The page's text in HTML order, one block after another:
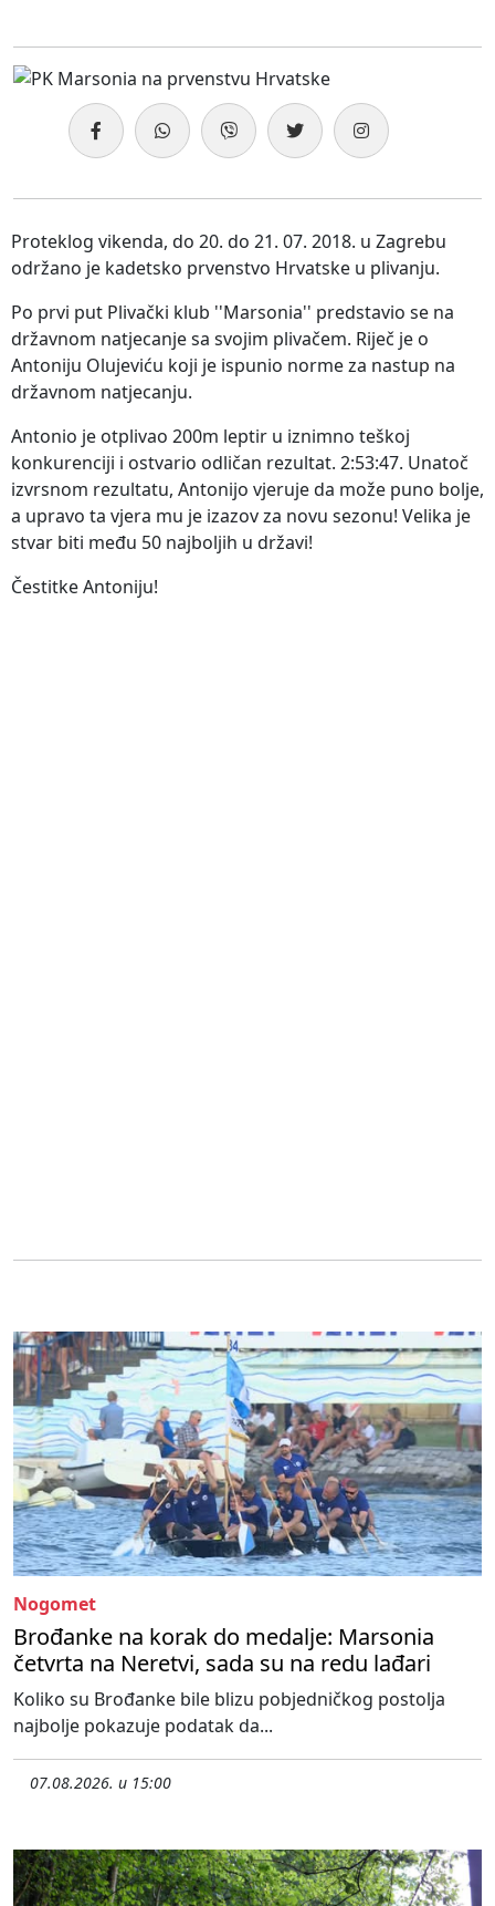
Proteklog vikenda, do 20. do 21. 07. 2018. u Zagrebu
održano je kadetsko prvenstvo Hrvatske u plivanju.
Po prvi put Plivački klub ''Marsonia'' predstavio se na
državnom natjecanje sa svojim plivačem. Riječ je o
Antoniju Olujeviću koji je ispunio norme za nastup na
državnom natjecanju.
Antonio je otplivao 200m leptir u iznimno teškoj
konkurenciji i ostvario odličan rezultat. 2:53:47. Unatoč
izvrsnom rezultatu, Antonijo vjeruje da može puno bolje,
a upravo ta vjera mu je izazov za novu sezonu! Velika je
stvar biti među 50 najboljih u državi!
Čestitke Antoniju!
Nogomet
Brođanke na korak do medalje: Marsonia
četvrta na Neretvi, sada su na redu lađari
Koliko su Brođanke bile blizu pobjedničkog postolja
najbolje pokazuje podatak da...
07.08.2026. u 15:00